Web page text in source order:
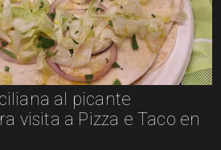
al picante
a Pizza e Taco en